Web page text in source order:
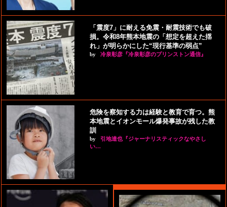
「震度7」に耐える免震・耐震技術でも破
損。令和8年熊本地震の「想定を超えた揺
れ」が明らかにした“現行基準の弱点”
by 冷泉彰彦『冷泉彰彦のプリンストン通信』
危険を察知する力は経験と教育で育つ。熊
本地震とイオンモール爆発事故が残した教
訓
by
引地達也『ジャーナリスティックなやさし
い…